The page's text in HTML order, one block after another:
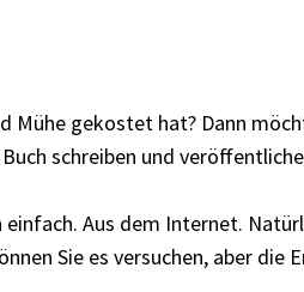
gekostet hat? Dann
schreiben und
Aus dem Internet.
Sie es versuchen, aber die